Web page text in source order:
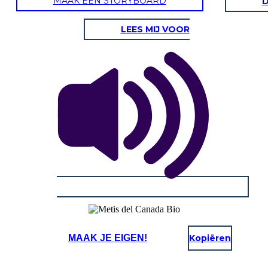
LEES MIJ VOOR
MAAK JE EIGEN! Kopiëren